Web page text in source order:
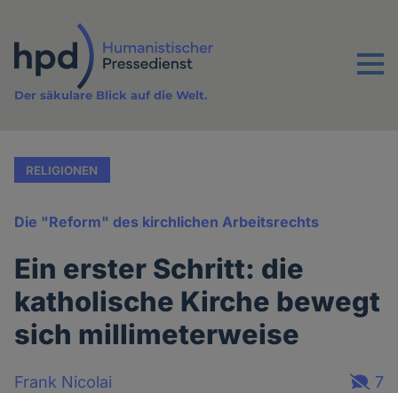
Inhalt
Menu
Der säkulare Blick auf die Welt.
RELIGIONEN
Die "Reform" des kirchlichen Arbeitsrechts
Ein erster Schritt: die
katholische Kirche bewegt
sich millimeterweise
Frank Nicolai
7